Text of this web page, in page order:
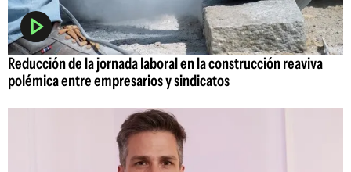
Reducción de la jornada laboral en la construcción reaviva
polémica entre empresarios y sindicatos